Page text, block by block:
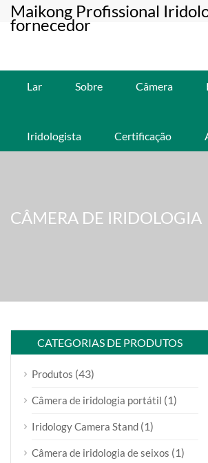
Maikong Profissional
fornecedor
Lar
Sobre Câmera
Iridologista Certificação
CÂMERA DE IRIDOLOGIA
CATEGORIAS DE PRODUTOS
Produtos (43)
Câmera de iridologia portátil (1)
Iridology Camera Stand (1)
Câmera de iridologia de seixos (1)